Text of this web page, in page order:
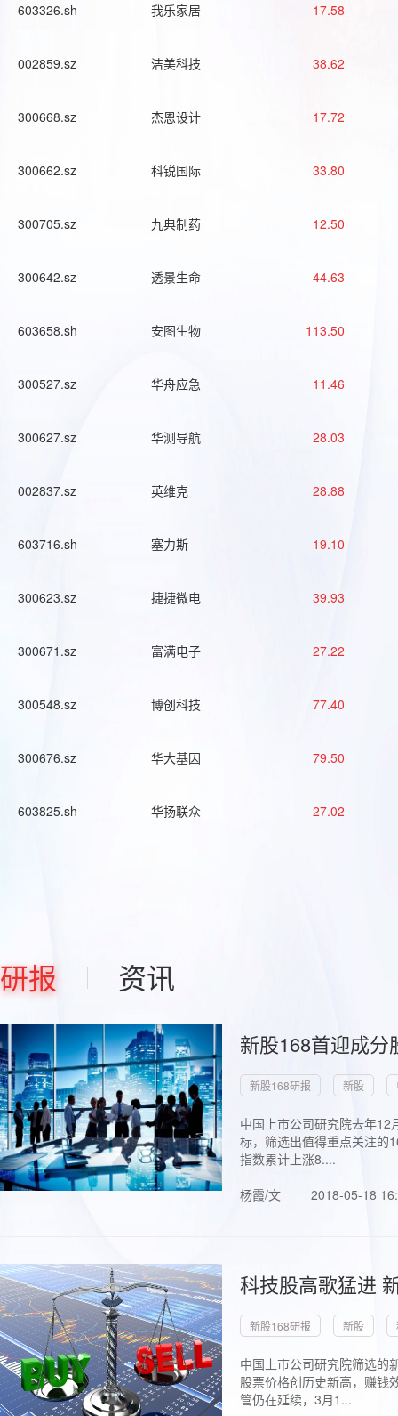
603326.sh 我乐家居 17.58
002859.sz 洁美科技 38.62
300668.sz 杰恩设计 17.72
300662.sz 科锐国际 33.80
300705.sz 九典制药 12.50
300642.sz 透景生命 44.63
603658.sh 安图生物 113.50
300527.sz 华舟应急 11.46
300627.sz 华测导航 28.03
002837.sz 英维克 28.88
603716.sh 塞力斯 19.10
300623.sz 捷捷微电 39.93
300671.sz 富满电子 27.22
300548.sz 博创科技 77.40
300676.sz 华大基因 79.50
603825.sh 华扬联众 27.02
研报 资讯
新股168首迎成
新股168研报 新股
中国上市公司研究院去年
标，筛选出值得重点关注的
指数累计上涨8....
杨霞/文
2018-05-18
科技股高歌猛进
新股168研报 新股
中国上市公司研究院筛选的
股票价格创历史新高，赚钱
管仍在延续，3月1...